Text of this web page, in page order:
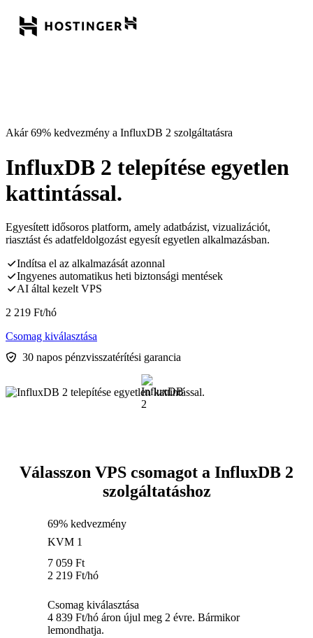
Akár 69% kedvezmény a InfluxDB 2 szolgáltatásra
InfluxDB 2 telepítése egyetlen
kattintással.
Egyesített idősoros platform, amely adatbázist, vizualizációt,
riasztást és adatfeldolgozást egyesít egyetlen alkalmazásban.
Indítsa el az alkalmazását azonnal
Ingyenes automatikus heti biztonsági mentések
AI által kezelt VPS
2 219 Ft/hó
Csomag kiválasztása
30 napos pénzvisszatérítési garancia
Válasszon VPS csomagot a InfluxDB 2
szolgáltatáshoz
69% kedvezmény
KVM 1
7 059 Ft
2 219 Ft/hó
Csomag kiválasztása
4 839 Ft/hó áron újul meg 2 évre. Bármikor
lemondhatja.